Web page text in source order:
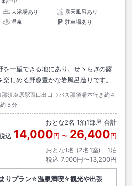
大浴場あり
露天風呂あり
温泉
駐車場あり
を一望できる地にあり。せヽらぎの露
しめる野趣豊かな岩風呂造りです。
那須塩原駅西口出口→バス那須湯本行き約４
５分
おとな2名 1泊1部屋 合計
込 14,000円 〜 26,400円
おとな1名 (2名1室)｜ 1泊
税込 7,000円〜13,200円
まりプラン☆温泉満喫☆観光や出張